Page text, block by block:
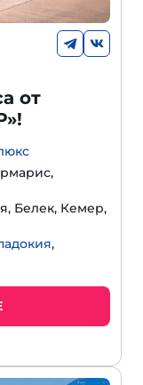
от
Белек, Кемер,
,